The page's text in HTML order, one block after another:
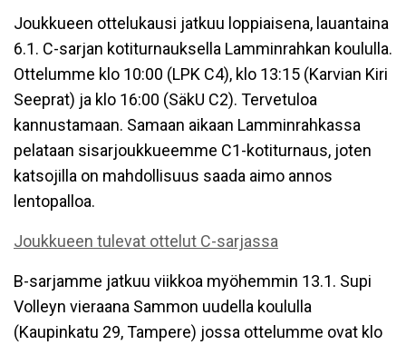
Joukkueen ottelukausi jatkuu loppiaisena, lauantaina
6.1. C-sarjan kotiturnauksella Lamminrahkan koululla.
Ottelumme klo 10:00 (LPK C4), klo 13:15 (Karvian Kiri
Seeprat) ja klo 16:00 (SäkU C2). Tervetuloa
kannustamaan. Samaan aikaan Lamminrahkassa
pelataan sisarjoukkueemme C1-kotiturnaus, joten
katsojilla on mahdollisuus saada aimo annos
lentopalloa.
Joukkueen tulevat ottelut C-sarjassa
B-sarjamme jatkuu viikkoa myöhemmin 13.1. Supi
Volleyn vieraana Sammon uudella koululla
(Kaupinkatu 29, Tampere) jossa ottelumme ovat klo